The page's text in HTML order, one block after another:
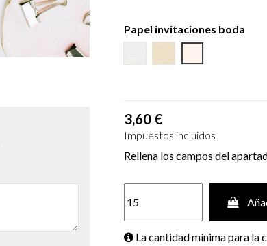
Papel invitaciones boda
3,60 €
Impuestos incluidos
Rellena los campos del
La cantidad mínima para la